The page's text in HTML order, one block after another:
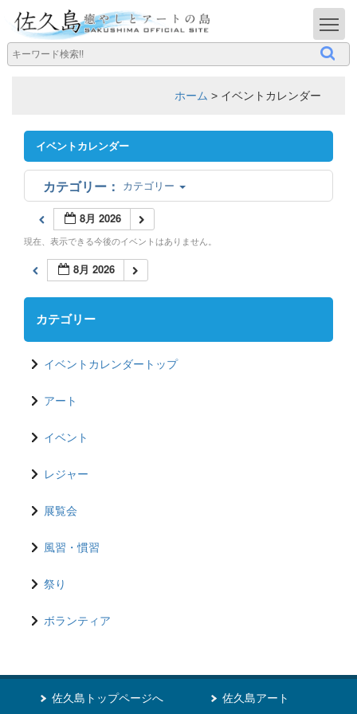
ホーム > イベントカレンダー
イベントカレンダー
カテゴリー
8月 2026
現在、表示できる今後のイベントはありません。
8月 2026
カテゴリー
イベントカレンダートップ
アート
イベント
レジャー
展覧会
風習・慣習
祭り
ボランティア
佐久島トップページへ 佐久島アート